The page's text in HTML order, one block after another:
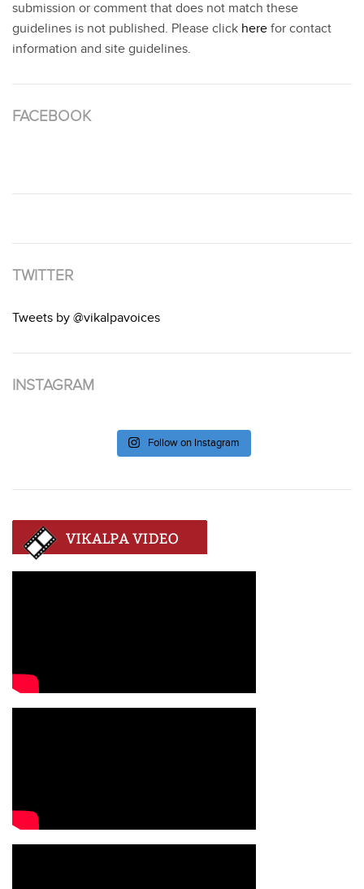
submission or comment that does not match these
guidelines is not published. Please click here for contact
information and site guidelines.
FACEBOOK
TWITTER
Tweets by @vikalpavoices
INSTAGRAM
Follow on Instagram